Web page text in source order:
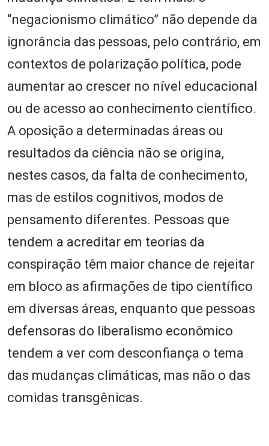
“negacionismo climático” não depende da
ignorância das pessoas, pelo contrário, em
contextos de polarização política, pode
aumentar ao crescer no nível educacional
ou de acesso ao conhecimento científico.
A oposição a determinadas áreas ou
resultados da ciência não se origina,
nestes casos, da falta de conhecimento,
mas de estilos cognitivos, modos de
pensamento diferentes. Pessoas que
tendem a acreditar em teorias da
conspiração têm maior chance de rejeitar
em bloco as afirmações de tipo científico
em diversas áreas, enquanto que pessoas
defensoras do liberalismo econômico
tendem a ver com desconfiança o tema
das mudanças climáticas, mas não o das
comidas transgênicas.